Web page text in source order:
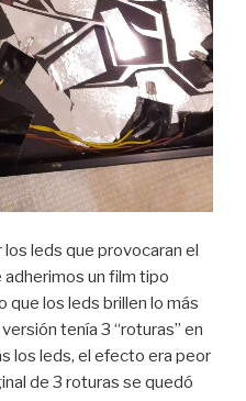
los leds que provocaran el
un film tipo
los leds brillen lo más
tenía 3 “roturas” en
los leds, el efecto era peor
de 3 roturas se quedó